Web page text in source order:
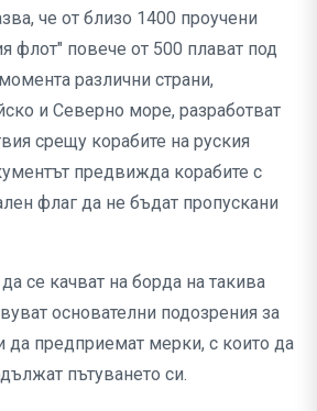
че от близо 1400 проучени
флот" повече от 500 плават под
различни страни,
и Северно море, разработват
срещу корабите на руския
предвижда корабите с
флаг да не бъдат пропускани
се качват на борда на такива
основателни подозрения за
да предприемат мерки, с които да
пътуването си.